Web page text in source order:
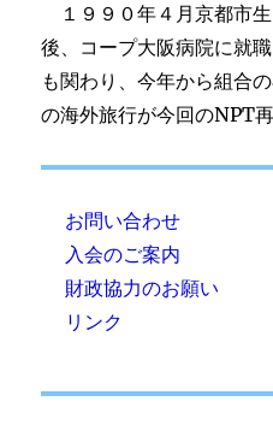
１９９０年４月京都市
後、コープ大阪病院に就
も関わり、今年から組合
の海外旅行が今回のNPT
お問い合わせ
入会のご案内
財政協力のお願い
リンク